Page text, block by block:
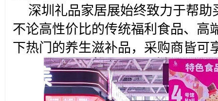
深圳礼品家居展始终致力于帮
不论高性价比的传统福利食品、高
下热门的养生滋补品，采购商皆可